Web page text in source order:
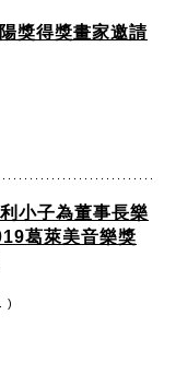
獎得獎畫家邀請
小子為董事長樂
葛萊美音樂獎
)